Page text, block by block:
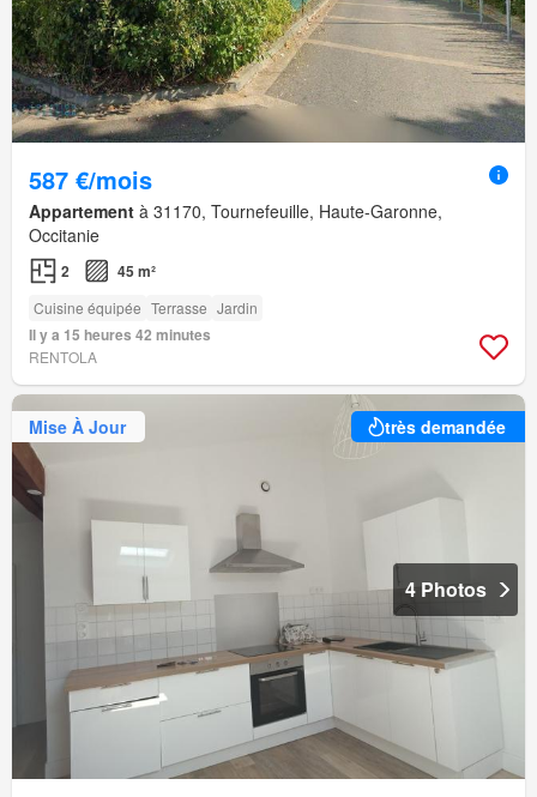
587 €/mois
Appartement à 31170, Tournefeuille, Haute-Garonne,
Occitanie
2 45 m²
Cuisine équipée Terrasse Jardin
Il y a 15 heures 42 minutes
RENTOLA
Mise À Jour très demandée
4 Photos